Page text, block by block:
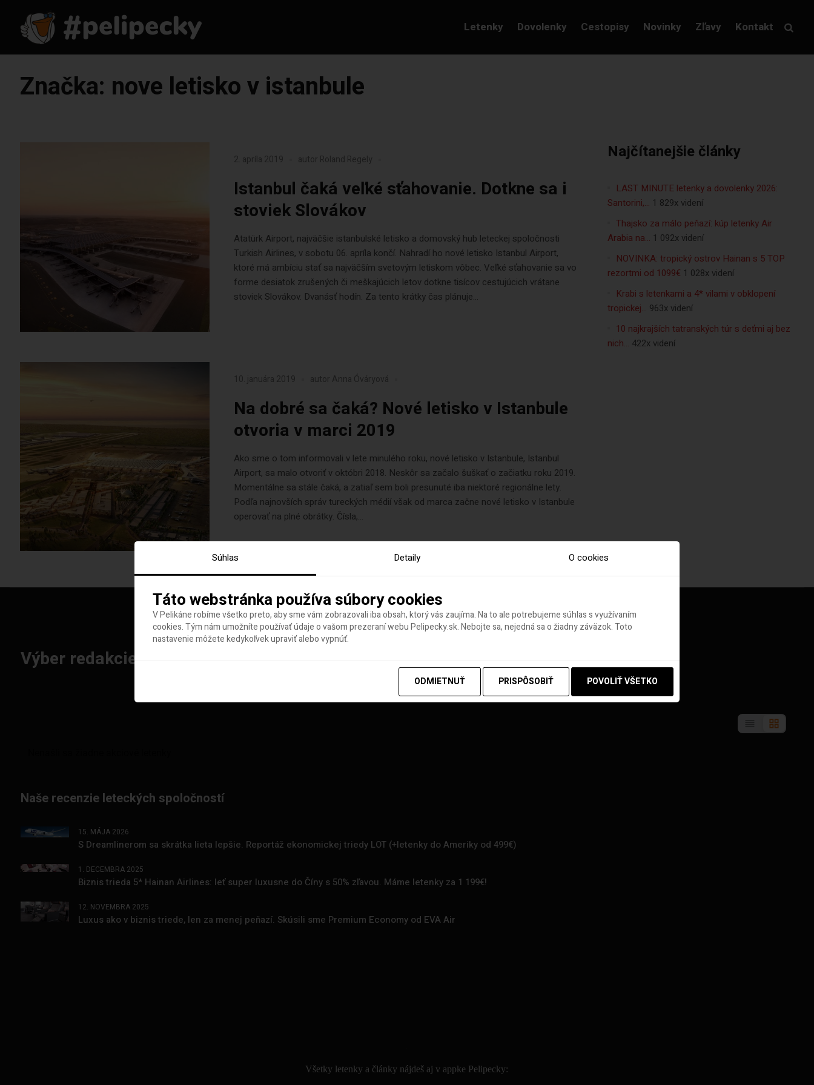
Letenky Dovolenky Cestopisy Novinky Zľavy Kontakt
Značka: nove letisko v istanbule
2. apríla 2019 autor Roland Regely
Istanbul čaká veľké sťahovanie. Dotkne sa i
stoviek Slovákov
Atatürk Airport, najväčšie istanbulské letisko a domovský hub leteckej spoločnosti
Turkish Airlines, v sobotu 06. apríla končí. Nahradí ho nové letisko Istanbul Airport,
ktoré má ambíciu stať sa najväčším svetovým letiskom vôbec. Veľké sťahovanie sa vo
forme desiatok zrušených či meškajúcich letov dotkne tisícov cestujúcich vrátane
stoviek Slovákov. Dvanásť hodín. Za tento krátky čas plánuje...
10. januára 2019 autor Anna Óváryová
Na dobré sa čaká? Nové letisko v Istanbule
otvoria v marci 2019
Ako sme o tom informovali v lete minulého roku, nové letisko v Istanbule, Istanbul
Airport, sa malo otvoriť v októbri 2018. Neskôr sa začalo šuškať o začiatku roku 2019.
Momentálne sa stále čaká, a zatiaľ sem boli presunuté iba niektoré regionálne lety.
Podľa najnovších správ tureckých médií však od marca začne nové letisko v Istanbule
operovať na plné obrátky. Čísla,...
Najčítanejšie články
LAST MINUTE letenky a dovolenky 2026:
Santorini,… 1 829x videní
Thajsko za málo peňazí: kúp letenky Air
Arabia na… 1 092x videní
NOVINKA: tropický ostrov Hainan s 5 TOP
rezortmi od 1099€ 1 028x videní
Krabi s letenkami a 4* vilami v obklopení
tropickej… 963x videní
10 najkrajších tatranských túr s deťmi aj bez
nich… 422x videní
Výber redakcie: Najlepšie letenky tohto týždňa
Naše recenzie leteckých spoločností
15. MÁJA 2026
S Dreamlinerom sa skrátka lieta lepšie. Reportáž ekonomickej triedy LOT (+letenky do Ameriky od 499€)
1. DECEMBRA 2025
Biznis trieda 5* Hainan Airlines: leť super luxusne do Číny s 50% zľavou. Máme letenky za 1 199€!
12. NOVEMBRA 2025
Luxus ako v biznis triede, len za menej peňazí. Skúsili sme Premium Economy od EVA Air
Všetky letenky a články nájdeš aj v appke Pelipecky:
Súhlas Detaily O cookies
Táto webstránka používa súbory cookies
V Pelikáne robíme všetko preto, aby sme vám zobrazovali iba obsah, ktorý vás zaujíma. Na to ale potrebujeme súhlas s využívaním
cookies. Tým nám umožníte používať údaje o vašom prezeraní webu Pelipecky.sk. Nebojte sa, nejedná sa o žiadny záväzok. Toto
nastavenie môžete kedykoľvek upraviť alebo vypnúť.
ODMIETNUŤ PRISPÔSOBIŤ POVOLIŤ VŠETKO